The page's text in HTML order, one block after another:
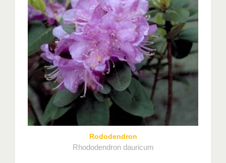
Rododendron
Rhododendron dauricum